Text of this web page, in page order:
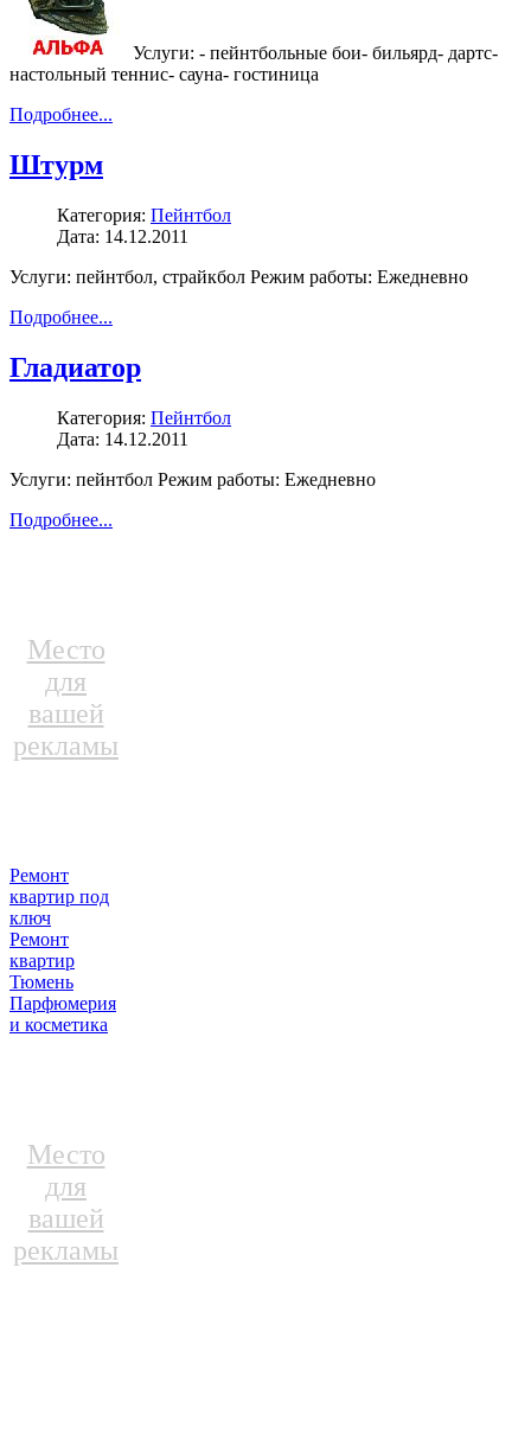
Услуги: - пейнтбольные бои- бильярд- дартс-
настольный теннис- сауна- гостиница
Подробнее...
Штурм
Категория: Пейнтбол
Дата: 14.12.2011
Услуги: пейнтбол, страйкбол Режим работы: Ежедневно
Подробнее...
Гладиатор
Категория: Пейнтбол
Дата: 14.12.2011
Услуги: пейнтбол Режим работы: Ежедневно
Подробнее...
Место
для
вашей
рекламы
Ремонт
квартир под
ключ
Ремонт
квартир
Тюмень
Парфюмерия
и косметика
Место
для
вашей
рекламы